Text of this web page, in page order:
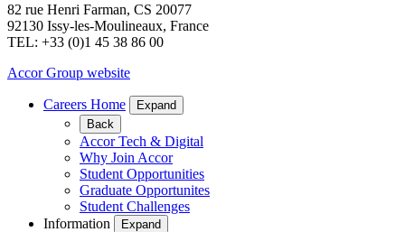
82 rue Henri Farman, CS 20077
92130 Issy-les-Moulineaux, France
TEL: +33 (0)1 45 38 86 00
Accor Group website
Careers Home
Expand
Back
Accor Tech & Digital
Why Join Accor
Student Opportunities
Graduate Opportunites
Student Challenges
Information
Expand